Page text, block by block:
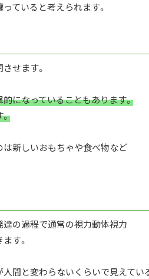
ていると考えられます。
せます。
になっていることもあります。
新しいおもちゃや食べ物など
の過程で通常の視力動体視力
す。
間と変わらないくらいで見えてい